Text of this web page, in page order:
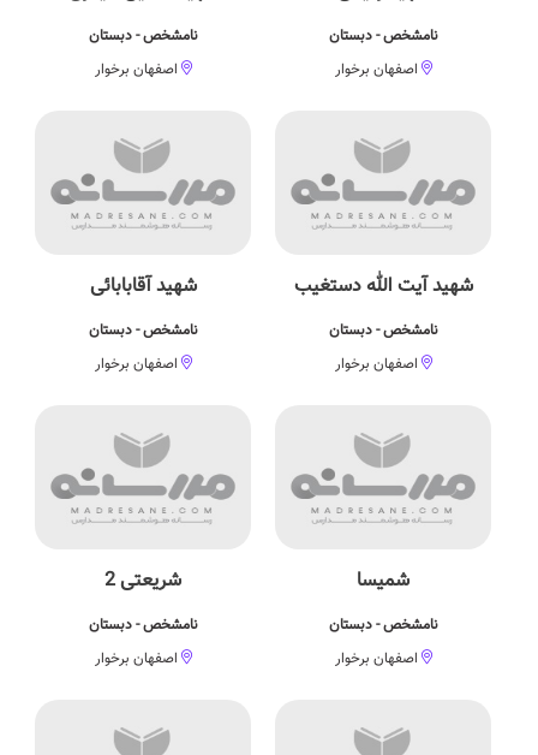
نامشخص - دبستان
اصفهان برخوار
نامشخص - دبستان
اصفهان برخوار
شهید آیت الله دستغیب
نامشخص - دبستان
اصفهان برخوار
شهید آقابابائی
نامشخص - دبستان
اصفهان برخوار
شمیسا
نامشخص - دبستان
اصفهان برخوار
شریعتی 2
نامشخص - دبستان
اصفهان برخوار